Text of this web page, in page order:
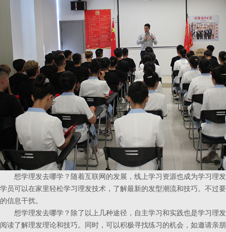
想学理发去哪学？随着互联网的发展，线上学习资源也成为学习理
学员可以在家里轻松学习理发技术，了解最新的发型潮流和技巧。不过
的信息干扰。
想学理发去哪学？除了以上几种途径，自主学习和实践也是学习理
阅读了解理发理论和技巧。同时，可以积极寻找练习的机会，如邀请亲